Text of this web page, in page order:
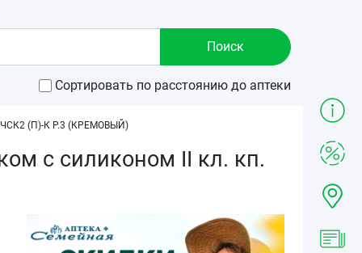
Сортировать по расстоянию до аптеки
(П)-К Р.3 (КРЕМОВЫЙ)
с силиконом II кл. кп.